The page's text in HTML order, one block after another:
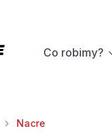
Co robimy?
Nacre